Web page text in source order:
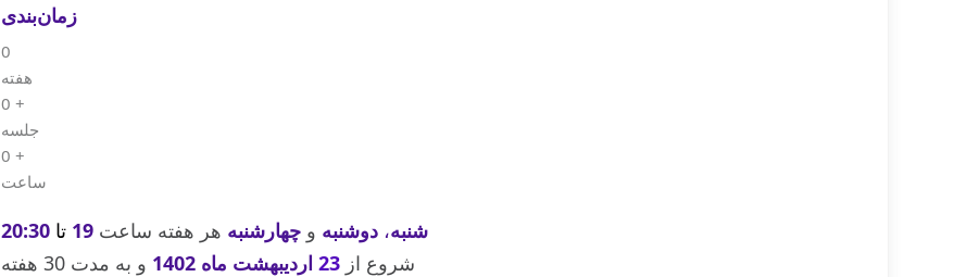
زمان‌بندی
0
هفته
+
0
جلسه
+
0
ساعت
شنبه، دوشنبه و چهارشنبه هر هفته ساعت 19 تا 20:30
شروع از 23 اردیبهشت ماه 1402
و به مدت 30 هفته